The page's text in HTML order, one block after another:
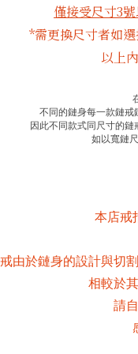
僅接受尺寸3
*需更換尺寸者如
以上
不同的鏈身每一款鏈戒
因此不同款式同尺寸的
如以寬鏈
本店戒
由於鏈身的設計與切
相較於
請